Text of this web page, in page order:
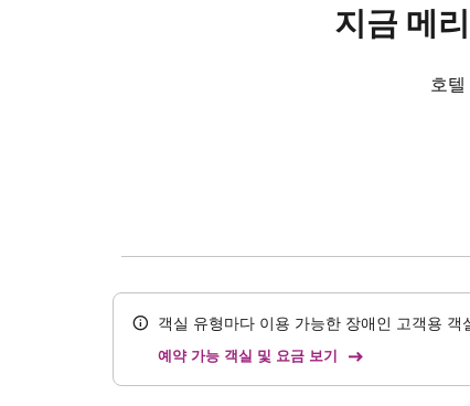
지금 메
호
객실 유형마다 이용 가능한 장애인 고객용
예약 가능 객실 및 요금 보기